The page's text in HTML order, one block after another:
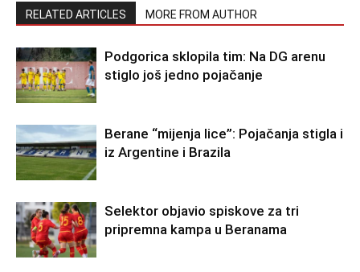
RELATED ARTICLES MORE FROM AUTHOR
Podgorica sklopila tim: Na DG arenu
stiglo još jedno pojačanje
Berane “mijenja lice”: Pojačanja stigla i
iz Argentine i Brazila
Selektor objavio spiskove za tri
pripremna kampa u Beranama